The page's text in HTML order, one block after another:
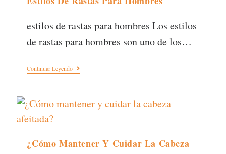
estilos de rastas para hombres Los estilos
de rastas para hombres son uno de los…
Continuar Leyendo
¿Cómo Mantener Y Cuidar La Cabeza